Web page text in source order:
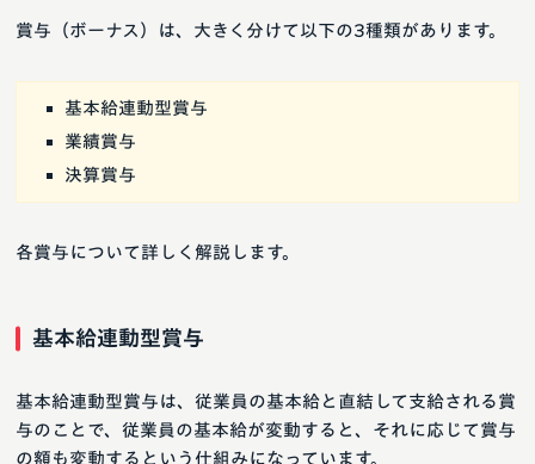
賞与（ボーナス）は、大きく分けて以下の3種類があります。
基本給連動型賞与
業績賞与
決算賞与
各賞与について詳しく解説します。
基本給連動型賞与
基本給連動型賞与は、従業員の基本給と直結して支給される賞
与のことで、従業員の基本給が変動すると、それに応じて賞与
の額も変動するという仕組みになっています。